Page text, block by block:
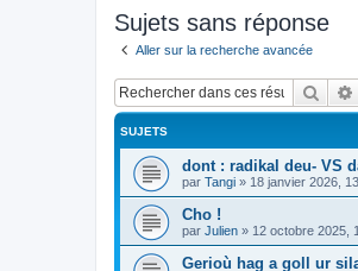
Sujets sans réponse
Aller sur la recherche avancée
SUJETS
dont : radikal deu- VS
par Tangi » 18 janvier 2026,
Cho !
par Julien » 12 octobre 2025,
Gerioù hag a goll ur